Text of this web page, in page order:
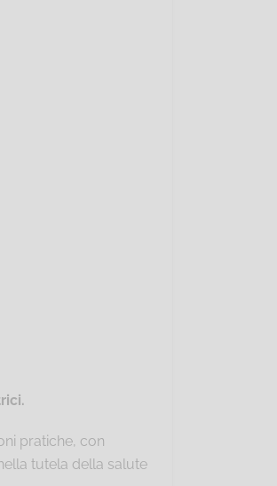
pratiche, con
tutela della salute